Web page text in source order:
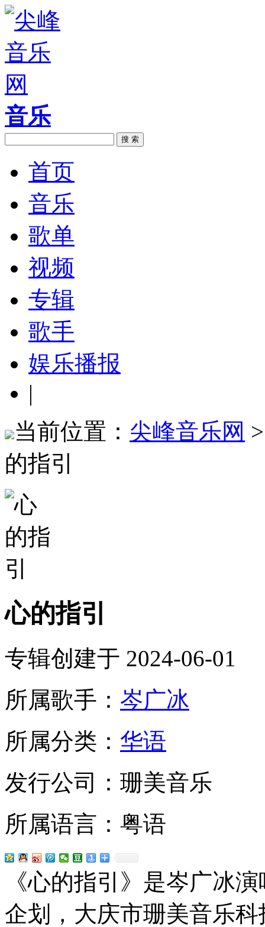
音乐
搜 索
首页
音乐
歌单
视频
专辑
歌手
娱乐播报
|
当前位置： 尖峰音乐网
的指引
心的指引
专辑创建于 2024-06-01
所属歌手： 岑广冰
所属分类： 华语
发行公司：珊美音乐
所属语言：粤语
《心的指引》是岑广冰
企划，大庆市珊美音乐